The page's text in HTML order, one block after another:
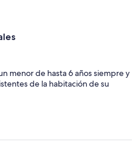
menor de hasta 6 años siempre y
de la habitación de su